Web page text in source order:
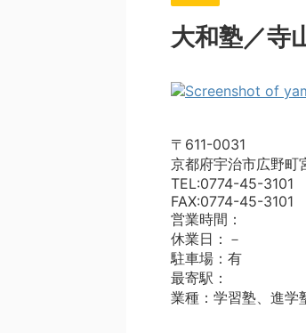
大和塾／寺
〒611-0031
京都府宇治市広野町
TEL:0774-45-3101
FAX:0774-45-3101
営業時間：
休業日：－
駐車場：有
最寄駅：
業種：学習塾、進学